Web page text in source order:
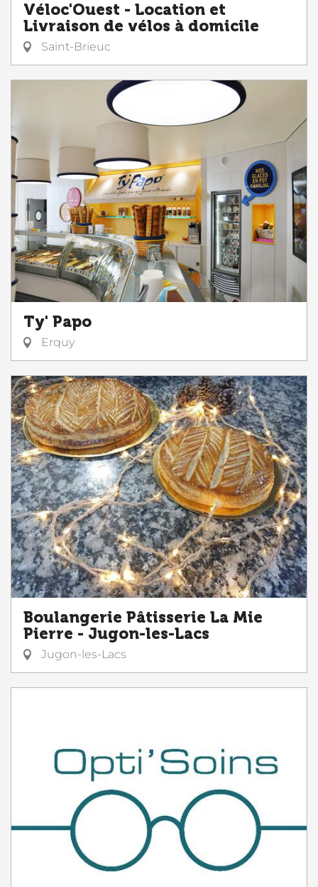
Véloc'Ouest - Location et
Livraison de vélos à domicile
Saint-Brieuc
Ty' Papo
Erquy
Boulangerie Pâtisserie La Mie
Pierre - Jugon-les-Lacs
Jugon-les-Lacs